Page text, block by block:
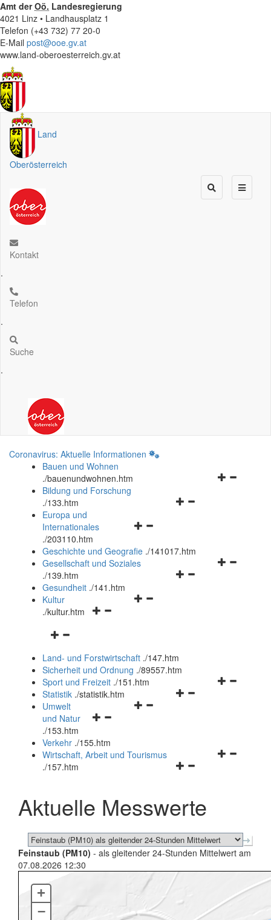
Amt derOö. Landesregierung
4021 Linz • Landhausplatz 1
Telefon (+43 732) 77 20-0
E-Mail post@ooe.gv.at
www.land-oberoesterreich.gv.at
Land
Oberösterreich
Kontakt
.
Telefon
.
Suche
.
Coronavirus: Aktuelle Informationen
Bauen und Wohnen
./bauenundwohnen.htm
Navigationsmenü
Bildung und Forschung
./133.htm
Navigationsmenü
und
schließen
Europa und
Internationales
./203110.htm
Geschichte und Geografie ./141017.htm
Navigationsmenü
Gesellschaft und Soziales
./139.htm
Navigationsmenü
Gesundheit ./141.htm
Navigationsmenü
Kultur
./kultur.htm
Navigationsmenü
und
schließen
Land- und Forstwirtschaft ./147.htm
Sicherheit und Ordnung ./89557.htm
Navigationsmenü
Sport und Freizeit ./151.htm
Navigationsmenü
Statistik ./statistik.htm
Navigationsmenü
und
schließen
Umwelt
und Natur
./153.htm
Verkehr ./155.htm
Navigationsmenü
schließen
Wirtschaft, Arbeit und Tourismus
./157.htm
Aktuelle Messwerte
Feinstaub (PM10) - als gleitender 24-Stunden Mittelwert am
07.08.2026 12:30
+
–